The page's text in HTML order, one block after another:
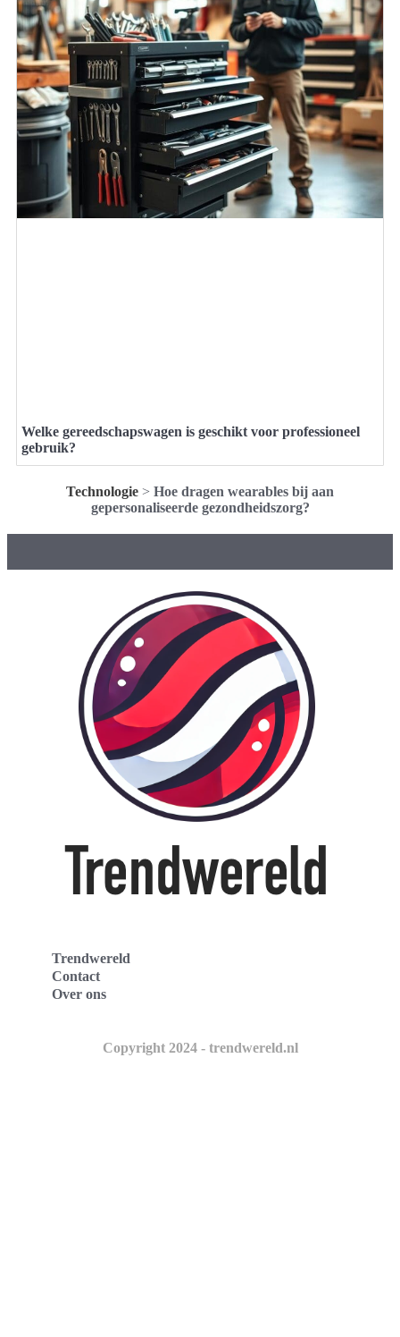
Welke gereedschapswagen is geschikt voor professioneel
gebruik?
Technologie > Hoe dragen wearables bij aan
gepersonaliseerde gezondheidszorg?
Trendwereld
Contact
Over ons
Copyright 2024 - trendwereld.nl